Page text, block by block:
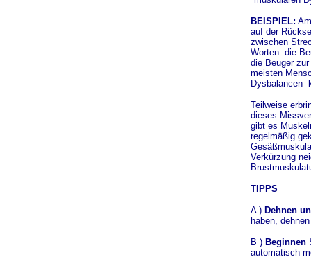
BEISPIEL:
auf der
zwischen
Worten: die
die Beuger
meisten
Dysbalancen
Teilweise
dieses
gibt es
regelmäßig
Verkürzung
TIPPS
A ) Dehnen
haben,
B ) Beginnen
automatisch